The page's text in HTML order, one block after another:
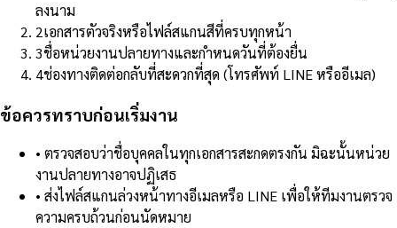
ลงนาม
2เอกสารตัวจริงหรือไฟล์สแกนสีที่ครบทุกหน้า
3ชื่อหน่วยงานปลายทางและกำหนดวันที่ต้องยื่น
4ช่องทางติดต่อกลับที่สะดวกที่สุด (โทรศัพท์ LINE หรืออีเมล)
ข้อควรทราบก่อนเริ่มงาน
• ตรวจสอบว่าชื่อบุคคลในทุกเอกสารสะกดตรงกัน มิฉะนั้นหน่วย
งานปลายทางอาจปฏิเสธ
• ส่งไฟล์สแกนล่วงหน้าทางอีเมลหรือ LINE เพื่อให้ทีมงานตรวจ
ความครบถ้วนก่อนนัดหมาย